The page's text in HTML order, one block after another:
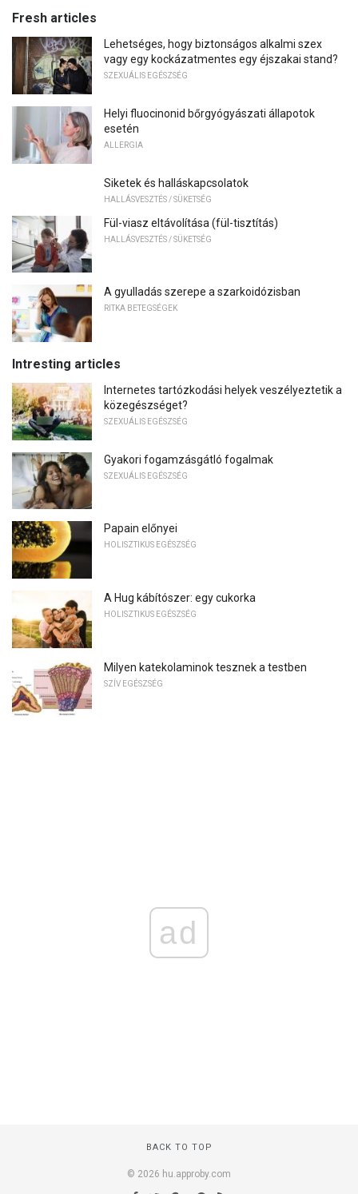
Fresh articles
Lehetséges, hogy biztonságos alkalmi szex
vagy egy kockázatmentes egy éjszakai stand?
SZEXUÁLIS EGÉSZSÉG
Helyi fluocinonid bőrgyógyászati ​​állapotok
esetén
ALLERGIA
Siketek és halláskapcsolatok
HALLÁSVESZTÉS / SÜKETSÉG
Fül-viasz eltávolítása (fül-tisztítás)
HALLÁSVESZTÉS / SÜKETSÉG
A gyulladás szerepe a szarkoidózisban
RITKA BETEGSÉGEK
Intresting articles
Internetes tartózkodási helyek veszélyeztetik a
közegészséget?
SZEXUÁLIS EGÉSZSÉG
Gyakori fogamzásgátló fogalmak
SZEXUÁLIS EGÉSZSÉG
Papain előnyei
HOLISZTIKUS EGÉSZSÉG
A Hug kábítószer: egy cukorka
HOLISZTIKUS EGÉSZSÉG
Milyen katekolaminok tesznek a testben
SZÍV EGÉSZSÉG
ad
BACK TO TOP
© 2026 hu.approby.com